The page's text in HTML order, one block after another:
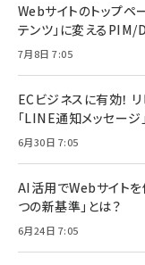
Webサイトのトップペ
テンツ」に変えるPIM/
7月8日 7:05
ECビジネスに有効！
「LINE通知メッセージ
6月30日 7:05
AI活用でWebサイト
つの新基準」とは？
6月24日 7:05